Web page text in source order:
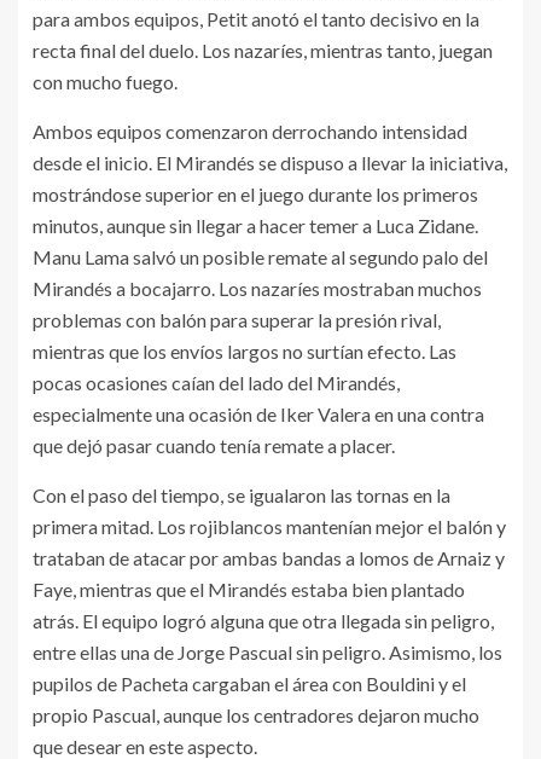
para ambos equipos, Petit anotó el tanto decisivo en la
recta final del duelo. Los nazaríes, mientras tanto, juegan
con mucho fuego.
Ambos equipos comenzaron derrochando intensidad
desde el inicio. El Mirandés se dispuso a llevar la iniciativa,
mostrándose superior en el juego durante los primeros
minutos, aunque sin llegar a hacer temer a Luca Zidane.
Manu Lama salvó un posible remate al segundo palo del
Mirandés a bocajarro. Los nazaríes mostraban muchos
problemas con balón para superar la presión rival,
mientras que los envíos largos no surtían efecto. Las
pocas ocasiones caían del lado del Mirandés,
especialmente una ocasión de Iker Valera en una contra
que dejó pasar cuando tenía remate a placer.
Con el paso del tiempo, se igualaron las tornas en la
primera mitad. Los rojiblancos mantenían mejor el balón y
trataban de atacar por ambas bandas a lomos de Arnaiz y
Faye, mientras que el Mirandés estaba bien plantado
atrás. El equipo logró alguna que otra llegada sin peligro,
entre ellas una de Jorge Pascual sin peligro. Asimismo, los
pupilos de Pacheta cargaban el área con Bouldini y el
propio Pascual, aunque los centradores dejaron mucho
que desear en este aspecto.